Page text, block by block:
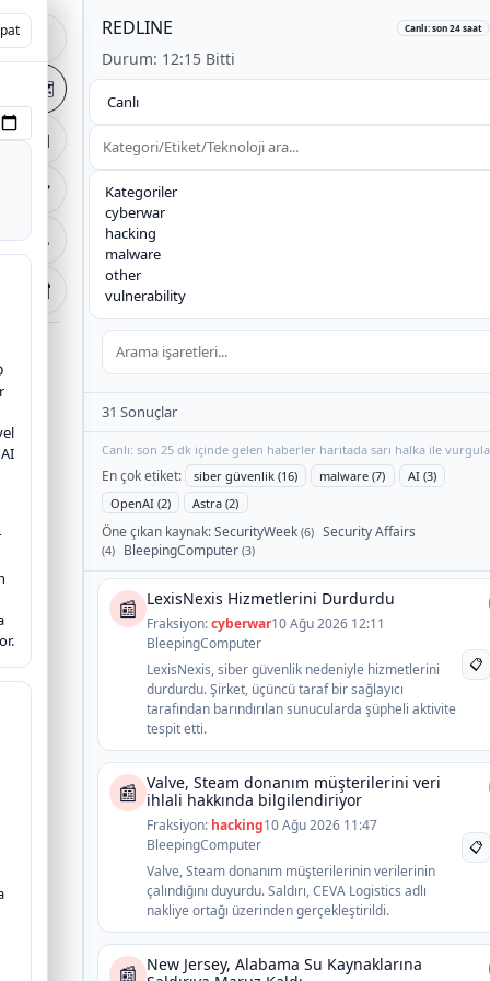
🏠
🗺️
📰
📋
🔧
🔐
+
−
REDLINE Canlı: son 24 saat
Durum: 12:15 Bitti
31 Sonuçlar
Canlı: son 25 dk içinde gelen haberler haritada sarı halka ile
En çok etiket: siber güvenlik (16) malware (7)
AI (3)
OpenAI (2)
Astra (2)
Öne çıkan kaynak:SecurityWeek (6) Security Affairs
(4) BleepingComputer (3)
📰 LexisNexis Hizmetlerini Durdurdu
Fraksiyon:cyberwar10 Ağu 2026 12:11
BleepingComputer
LexisNexis, siber güvenlik nedeniyle hizmetlerini
durdurdu. Şirket, üçüncü taraf bir sağlayıcı
tarafından barındırılan sunucularda şüpheli aktivite
tespit etti.
📋
📰 Valve, Steam donanım müşterilerini veri
ihlali hakkında bilgilendiriyor
Fraksiyon: hacking10 Ağu 2026 11:47
BleepingComputer
Valve, Steam donanım müşterilerinin verilerinin
çalındığını duyurdu. Saldırı, CEVA Logistics adlı
nakliye ortağı üzerinden gerçekleştirildi.
📋
📰 New Jersey, Alabama Su Kaynaklarına